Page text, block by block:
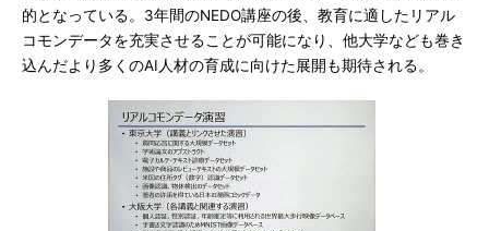
的となっている。3年間のNEDO講座の後、教育に適したリアル
コモンデータを充実させることが可能になり、他大学なども巻き
込んだより多くのAI人材の育成に向けた展開も期待される。